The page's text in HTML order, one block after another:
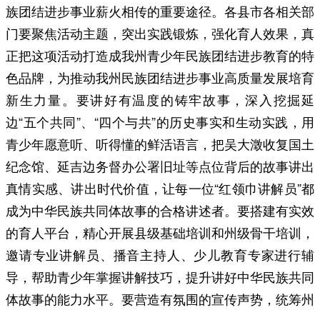
族团结进步事业薪火相传的重要途径。各县市各相关部
门要聚焦活动主题，突出实践锻炼，强化育人效果，真
正把这项活动打造成我州青少年民族团结进步教育的特
色品牌，为推动我州民族团结进步事业高质量发展培育
新生力量。要讲好有温度的铸牢故事，深入挖掘延
边“五个共同”、“四个与共”的历史事实和生动实践，用
青少年愿意听、听得懂的鲜活语言，把吴大澂收复国土
纪念馆、延吉边务督办公署旧址等点位背后的故事讲出
真情实感、讲出时代价值，让每一位“红领巾讲解员”都
成为中华民族共同体故事的合格讲述者。要搭建有实效
的育人平台，精心开展县级基础培训和州级骨干培训，
邀请专业讲解员、播音主持人、少儿教育专家进行辅
导，帮助青少年掌握讲解技巧，提升讲好中华民族共同
体故事的能力水平。要营造有氛围的宣传声势，统筹州